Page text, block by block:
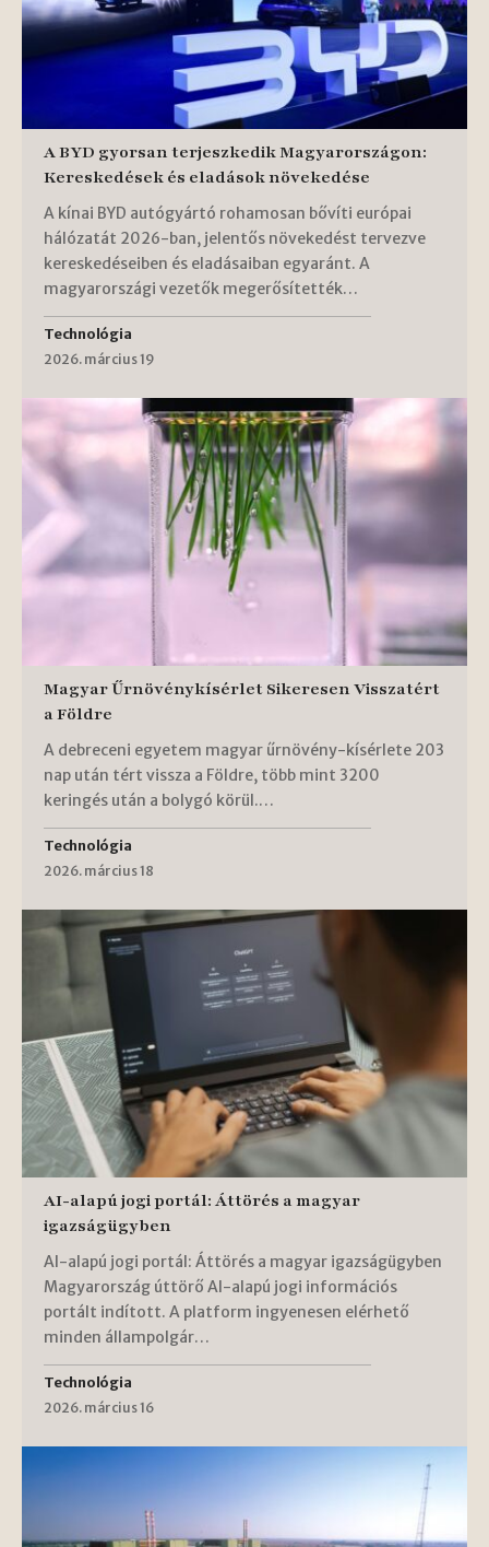
A BYD gyorsan terjeszkedik Magyarországon:
Kereskedések és eladások növekedése
A kínai BYD autógyártó rohamosan bővíti európai
hálózatát 2026-ban, jelentős növekedést tervezve
kereskedéseiben és eladásaiban egyaránt. A
magyarországi vezetők megerősítették…
Technológia
2026. március 19
Magyar Űrnövénykísérlet Sikeresen Visszatért
a Földre
A debreceni egyetem magyar űrnövény-kísérlete 203
nap után tért vissza a Földre, több mint 3200
keringés után a bolygó körül.…
Technológia
2026. március 18
AI-alapú jogi portál: Áttörés a magyar
igazságügyben
AI-alapú jogi portál: Áttörés a magyar igazságügyben
Magyarország úttörő AI-alapú jogi információs
portált indított. A platform ingyenesen elérhető
minden állampolgár…
Technológia
2026. március 16